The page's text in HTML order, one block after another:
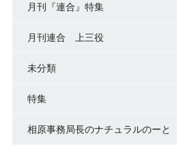
月刊『連合』特集
月刊連合 上三役
未分類
特集
相原事務局長のナチュラルのーと